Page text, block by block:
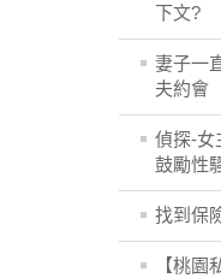
下文?
妻子一
夫約會
偵探-女
鼓勵性
找到保
【桃